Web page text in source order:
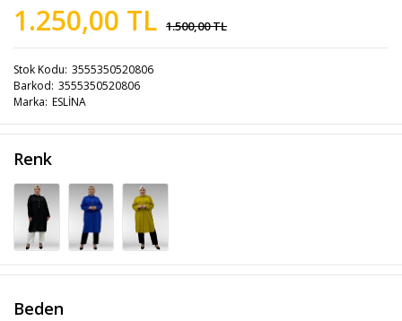
1.250,00 TL 1.500,00 TL
Stok Kodu 3555350520806
Barkod 3555350520806
Marka ESLİNA
Renk
Beden